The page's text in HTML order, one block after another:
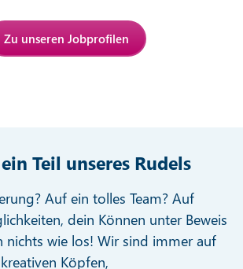
Zu unseren Jobprofilen
Teil unseres Rudels
Auf ein tolles Team? Auf
dein Können unter Beweis
nichts wie los! Wir sind immer auf
Köpfen,